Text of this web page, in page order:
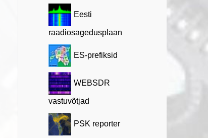
Eesti
raadiosagedusplaan
ES-prefiksid
WEBSDR
vastuvõtjad
PSK reporter